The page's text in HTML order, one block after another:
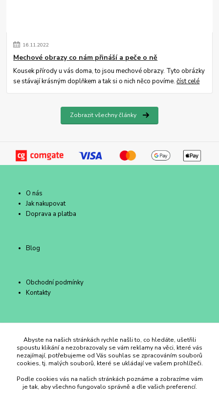
16.11.2022
Mechové obrazy co nám přináší a peče o ně
Kousek přírody u vás doma, to jsou mechové obrazy. Tyto obrázky
se stávají krásným doplňkem a tak si o nich něco povíme.číst celé
Zobrazit všechny články
O nás
Jak nakupovat
Doprava a platba
Blog
Obchodní podmínky
Kontakty
Duhový Ateliér Kroměříž
+420 734 258 002
duhovyatelier@email.cz
Abyste na našich stránkách rychle našli to, co hledáte, ušetřili
spoustu klikání a nezobrazovaly se vám reklamy na věci, které vás
nezajímají, potřebujeme od Vás souhlas se zpracováním souborů
cookies, tj. malých souborů, které se ukládají ve vašem prohlížeči.
Podle cookies vás na našich stránkách poznáme a zobrazíme vám
je tak, aby všechno fungovalo správně a dle vašich preferencí.